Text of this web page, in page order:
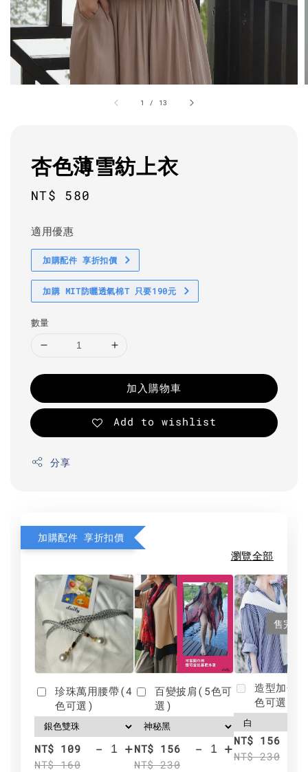
1 / 13
杏色薄雪紡上衣
Regular
NT$ 580
適用優惠
加購配件 享折扣價
加購 MIT防曬透氣棉T 只要190元
數量
加入購物車
Add to wishlist
分享
加購配件 享折扣價
瀏覽全部
珍珠萬用腰帶(4
色可選)
NT$ 109
NT$ 160
- +
百變披肩(5色可
選)
NT$ 156
NT$ 230
- +
售完
造型加分
色可選)
NT$ 156
NT$ 230